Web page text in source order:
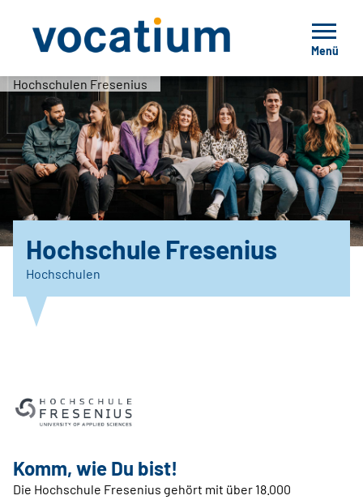
Menü
Hochschulen Fresenius
Hochschule Fresenius
Hochschulen
Komm, wie Du bist!
Die Hochschule Fresenius gehört mit über 18.000